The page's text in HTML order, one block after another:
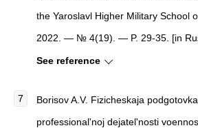
the Yaroslavl Higher Military School
2022. — № 4(19). — P. 29-35. [in
See reference
Borisov A.V. Fizicheskaja
professional'noj dejatel'nosti